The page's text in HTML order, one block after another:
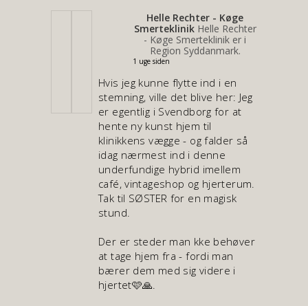
Helle Rechter - Køge
SmerteklinikHelle Rechter
- Køge Smerteklinik er i
Region Syddanmark.
1 uge siden
Hvis jeg kunne flytte ind i en
stemning, ville det blive her: Jeg
er egentlig i Svendborg for at
hente ny kunst hjem til
klinikkens vægge - og falder så
idag nærmest ind i denne
underfundige hybrid imellem
café, vintageshop og hjerterum.
Tak til SØSTER for en magisk
stund.
Der er steder man kke behøver
at tage hjem fra - fordi man
bærer dem med sig videre i
hjertet🩷🙏.